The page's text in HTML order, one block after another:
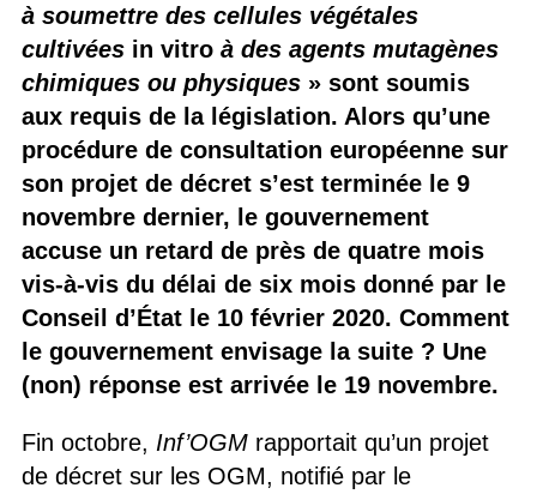
à soumettre des cellules végétales
cultivéesin vitro à des agents mutagènes
chimiques ou physiques» sont soumis
aux requis de la législation. Alors qu’une
procédure de consultation européenne sur
son projet de décret s’est terminée le 9
novembre dernier, le gouvernement
accuse un retard de près de quatre mois
vis-à-vis du délai de six mois donné par le
Conseil d’État le 10 février 2020. Comment
le gouvernement envisage la suite ? Une
(non) réponse est arrivée le 19 novembre.
Fin octobre, Inf’OGMrapportait qu’un projet
de décret sur les OGM, notifié par le